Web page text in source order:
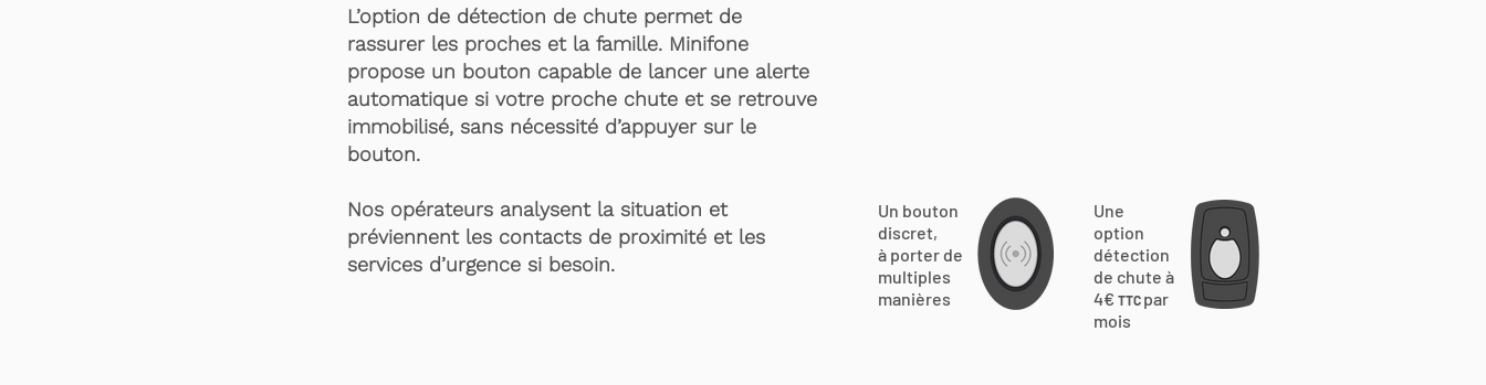
L’option de détection de chute permet de
rassurer les proches et la famille. Minifone
propose un bouton capable de lancer une alerte
automatique si votre proche chute et se retrouve
immobilisé, sans nécessité d’appuyer sur le
bouton.
Nos opérateurs analysent la situation et
préviennent les contacts de proximité et les
services d’urgence si besoin.
Un bouton
discret,
à porter de
multiples
manières
Une
option
détection
de chute à
4€ TTC par
mois